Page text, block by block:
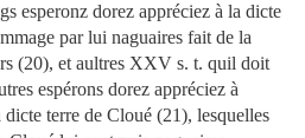
esperonz dorez appréciez à la dicte
par lui naguaires fait de la
(20), et aultres XXV s. t. quil doit
espérons dorez appréciez à
dicte terre de Cloué (21), lesquelles